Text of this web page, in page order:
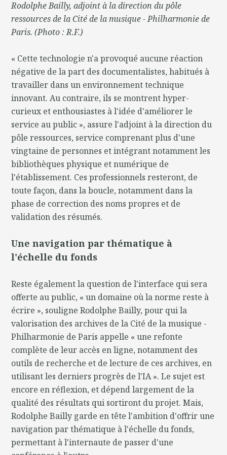
Rodolphe Bailly, adjoint à la direction du pôle
ressources de la Cité de la musique - Philharmonie de
Paris. (Photo : R.F.)
« Cette technologie n'a provoqué aucune réaction
négative de la part des documentalistes, habitués à
travailler dans un environnement technique
innovant. Au contraire, ils se montrent hyper-
curieux et enthousiastes à l'idée d'améliorer le
service au public », assure l'adjoint à la direction du
pôle ressources, service comprenant plus d'une
vingtaine de personnes et intégrant notamment les
bibliothèques physique et numérique de
l'établissement. Ces professionnels resteront, de
toute façon, dans la boucle, notamment dans la
phase de correction des noms propres et de
validation des résumés.
Une navigation par thématique à
l'échelle du fonds
Reste également la question de l'interface qui sera
offerte au public, « un domaine où la norme reste à
écrire », souligne Rodolphe Bailly, pour qui la
valorisation des archives de la Cité de la musique -
Philharmonie de Paris appelle « une refonte
complète de leur accès en ligne, notamment des
outils de recherche et de lecture de ces archives, en
utilisant les derniers progrès de l'IA ». Le sujet est
encore en réflexion, et dépend largement de la
qualité des résultats qui sortiront du projet. Mais,
Rodolphe Bailly garde en tête l'ambition d'offrir une
navigation par thématique à l'échelle du fonds,
permettant à l'internaute de passer d'une